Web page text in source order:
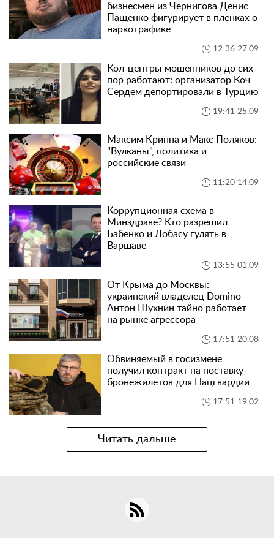
бизнесмен из Чернигова Денис
Пащенко фигурирует в пленках о
наркотрафике
12:36 27.09
Кол-центры мошенников до сих
пор работают: организатор Коч
Сердем депортировали в Турцию
19:41 25.09
Максим Криппа и Макс Поляков:
"Вулканы", политика и
российские связи
11:20 14.09
Коррупционная схема в
Минздраве? Кто разрешил
Бабенко и Лобасу гулять в
Варшаве
13:55 01.09
От Крыма до Москвы:
украинский владелец Domino
Антон Шухнин тайно работает
на рынке агрессора
17:51 20.08
Обвиняемый в госизмене
получил контракт на поставку
бронежилетов для Нацгвардии
17:51 19.02
Читать дальше